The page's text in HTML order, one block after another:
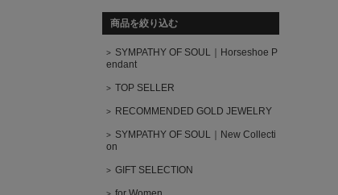
商品を絞り込む
SYMPATHY OF SOUL｜Horseshoe P
endant
TOP SELLER
RECOMMENDED GOLD JEWELRY
SYMPATHY OF SOUL｜New Collecti
on
GIFT SELECTION